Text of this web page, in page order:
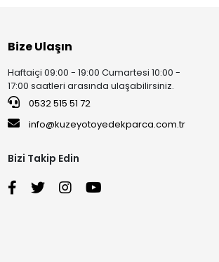
Bize Ulaşın
Haftaiçi 09:00 - 19:00 Cumartesi 10:00 -
17:00 saatleri arasında ulaşabilirsiniz.
0532 515 51 72
info@kuzeyotoyedekparca.com.tr
Bizi Takip Edin